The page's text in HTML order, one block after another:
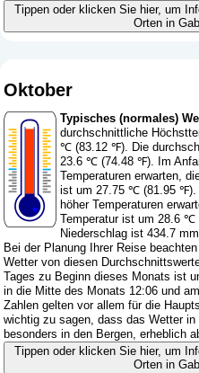
Tippen oder klicken Sie hier, um
Orten in
Oktober
Typisches (normales)
durchschnittliche
℃ (83.12 ℉). Die
23.6 ℃ (74.48 ℉). Im
Temperaturen erwarten,
ist um 27.75 ℃ (81.95 ℉).
höher Temperaturen
Temperatur ist um 28.6
Niederschlag ist 434.7
Bei der Planung Ihrer Reise
Wetter von diesen
Tages zu Beginn dieses Monats ist
in die Mitte des Monats 12:06 und
Zahlen gelten vor allem für die
wichtig zu sagen, dass das Wetter in
besonders in den Bergen, erheblich
Tippen oder klicken Sie hier, um
Orten in